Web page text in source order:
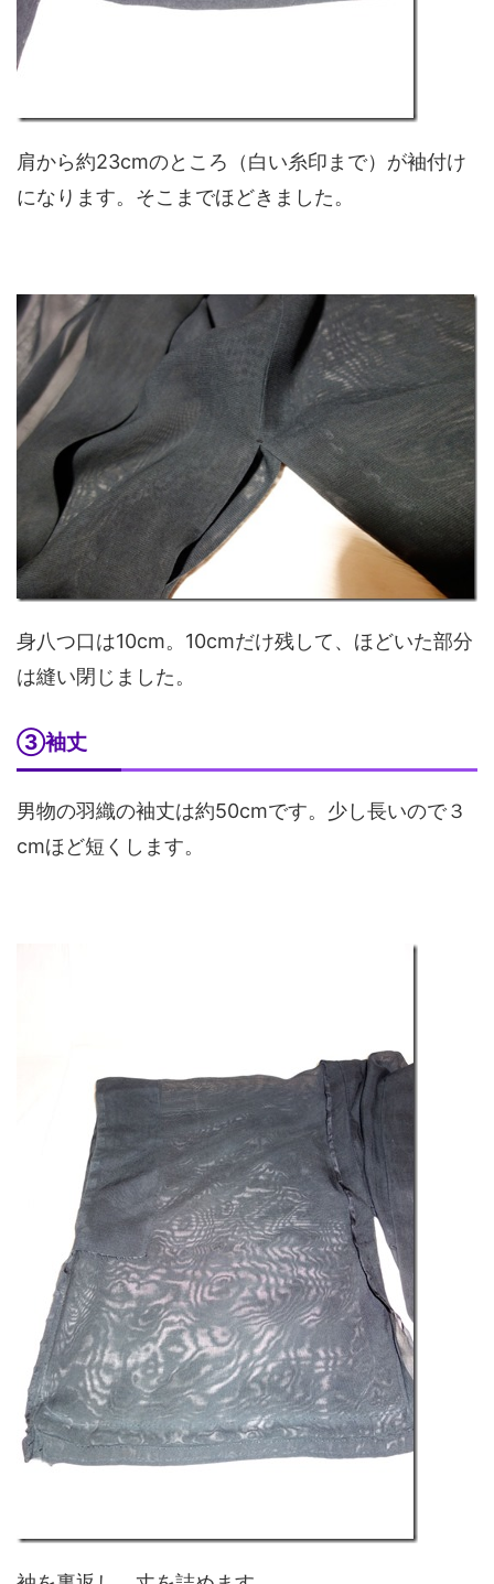
肩から約23cmのところ（白い糸印まで）が袖付け
になります。そこまでほどきました。
身八つ口は10cm。10cmだけ残して、ほどいた部分
は縫い閉じました。
③袖丈
男物の羽織の袖丈は約50cmです。少し長いので３
cmほど短くします。